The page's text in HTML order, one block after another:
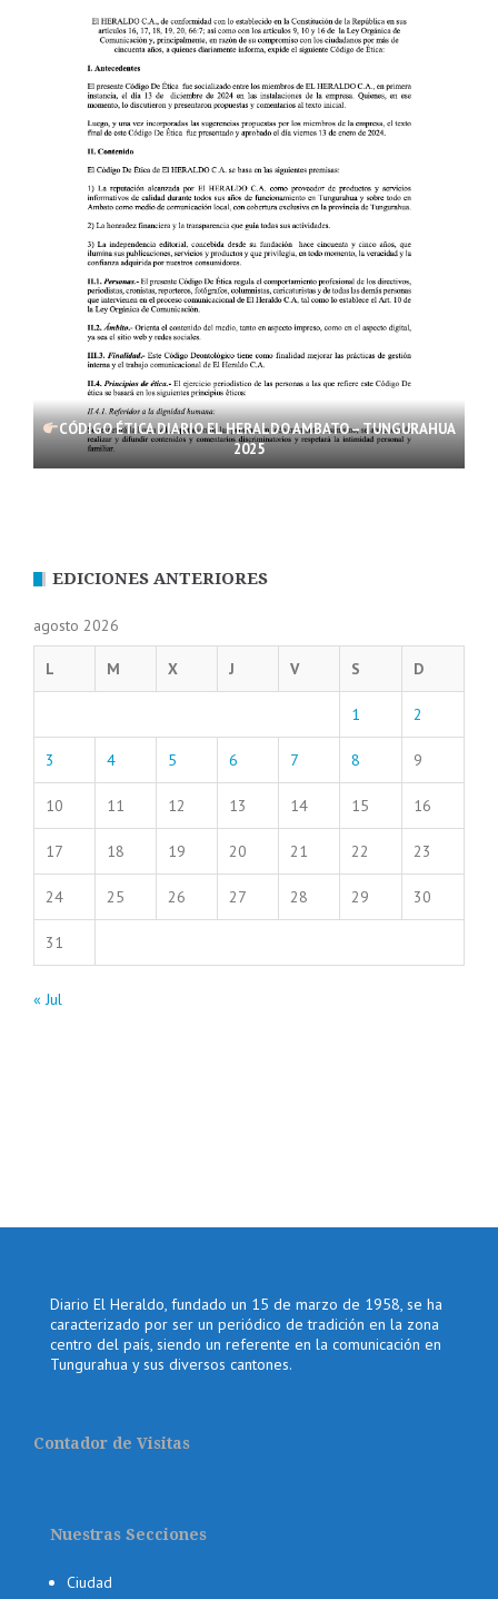
CÓDIGO ÉTICA DIARIO EL HERALDO AMBATO – TUNGURAHUA
2025
EDICIONES ANTERIORES
agosto 2026
L M X J V S D
1 2
3 4 5 6 7 8 9
10 11 12 13 14 15 16
17 18 19 20 21 22 23
24 25 26 27 28 29 30
31
« Jul
Diario El Heraldo, fundado un 15 de marzo de 1958, se ha
caracterizado por ser un periódico de tradición en la zona
centro del país, siendo un referente en la comunicación en
Tungurahua y sus diversos cantones.
Contador de Visitas
Nuestras Secciones
Ciudad